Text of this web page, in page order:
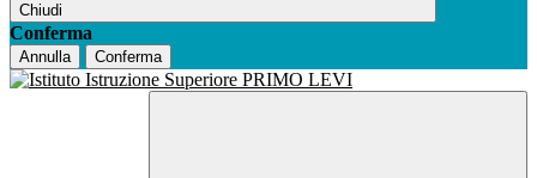
Chiudi
Conferma
Annulla Conferma